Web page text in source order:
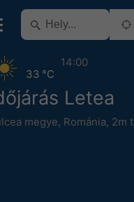
Letea
megye, Románia, 2m
33 °C
14:00